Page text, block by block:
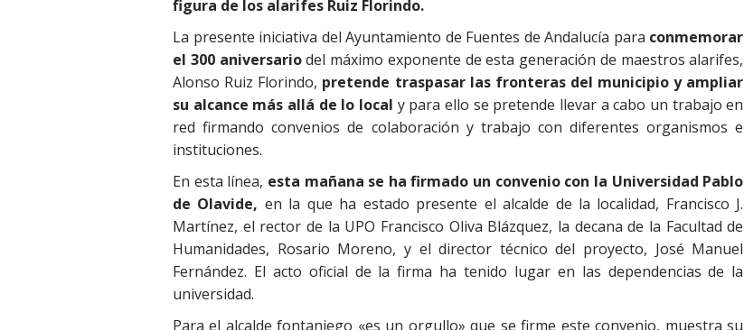
figura de los alarifes Ruiz Florindo.
La presente iniciativa del Ayuntamiento de Fuentes de Andalucía para conmemorar
el 300 aniversariodel máximo exponente de esta generación de maestros alarifes,
Alonso Ruiz Florindo, pretende traspasar las fronteras del municipio y ampliar
su alcance más allá de lo local y para ello se pretende llevar a cabo un trabajo en
red firmando convenios de colaboración y trabajo con diferentes organismos e
instituciones.
En esta línea, esta mañana se ha firmado un convenio con la Universidad Pablo
de Olavide, en la que ha estado presente el alcalde de la localidad, Francisco J.
Martínez, el rector de la UPO Francisco Oliva Blázquez, la decana de la Facultad de
Humanidades, Rosario Moreno, y el director técnico del proyecto, José Manuel
Fernández. El acto oficial de la firma ha tenido lugar en las dependencias de la
universidad.
Para el alcalde fontaniego «es un orgullo» que se firme este convenio, muestra su